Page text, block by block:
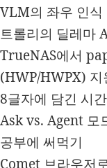
VLM의 좌우 인식
트롤리의 딜레마
TrueNAS에서
(HWP/HWPX) 지
8글자에 담긴 시
Ask vs. Agent 모
공부에 써먹기
Comet 브라우저